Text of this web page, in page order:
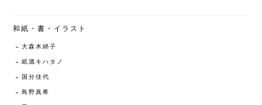
和紙・書・イラスト
大森木綿子
紙漉キハタノ
国分佳代
島野真希